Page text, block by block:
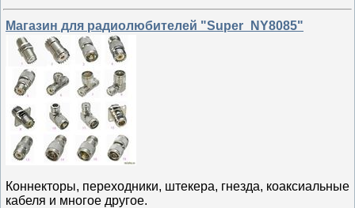
Магазин для радиолюбителей "Super_NY8085"
Коннекторы, переходники, штекера, гнезда, коаксиальные
кабеля и многое другое.